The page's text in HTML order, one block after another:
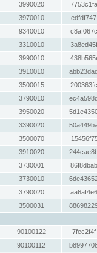
3990020
3970010
9340010
3310010
3990010
3910010
3500015
3790010
3950020
3390020
3500070
3910020
3730001
3730010
3790020
3500031
90100122
90100112